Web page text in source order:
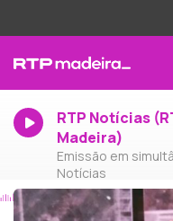
RTP Notícias
Madeira)
Emissão em
Notícias